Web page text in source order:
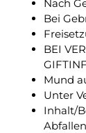
Nach
Bei
BEI
Mund
Unter
Inhalt/